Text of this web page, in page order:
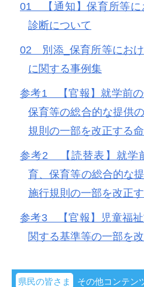
01 【通知】保育所等に
診断について
02 別添_保育所等にお
に関する事例集
参考1 【官報】就学前の
保育等の総合的な提供
規則の一部を改正する
参考2 【読替表】就学
育、保育等の総合的な
施行規則の一部を改正
参考3 【官報】児童福
関する基準等の一部を
県民の皆さま その他コンテン